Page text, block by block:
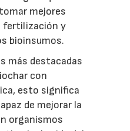
mejores
fertilización y
bioinsumos.
más destacadas
con
esto significa
de mejorar la
organismos